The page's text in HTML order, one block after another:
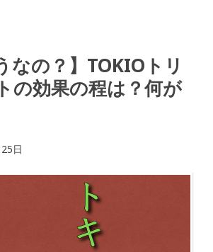
なの？】TOKIOトリ
の効果の程は？何が
日